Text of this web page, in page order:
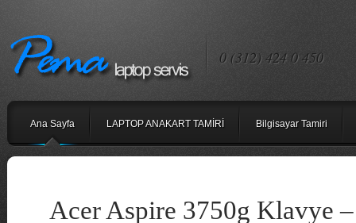
0 (312) 424 0 450
Ana Sayfa LAPTOP ANAKART TAMİRİ Bilgisayar Tamiri
Acer Aspire 3750g Klavye